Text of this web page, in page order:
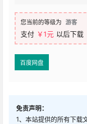
您当前的等级为 游客
支付 ￥1元 以后下载
百度网盘
免责声明：
1、本站提供的所有下载